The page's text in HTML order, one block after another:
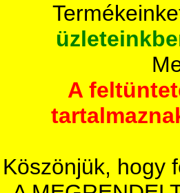
A
Köszönjük, hogy